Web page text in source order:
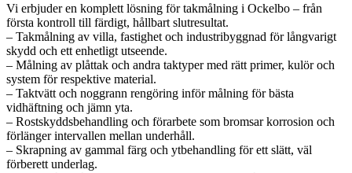
Vi erbjuder en komplett lösning för takmålning i Ockelbo – från
första kontroll till färdigt, hållbart slutresultat.
– Takmålning av villa, fastighet och industribyggnad för långvarigt
skydd och ett enhetligt utseende.
– Målning av plåttak och andra taktyper med rätt primer, kulör och
system för respektive material.
– Taktvätt och noggrann rengöring inför målning för bästa
vidhäftning och jämn yta.
– Rostskyddsbehandling och förarbete som bromsar korrosion och
förlänger intervallen mellan underhåll.
– Skrapning av gammal färg och ytbehandling för ett slätt, väl
förberett underlag.